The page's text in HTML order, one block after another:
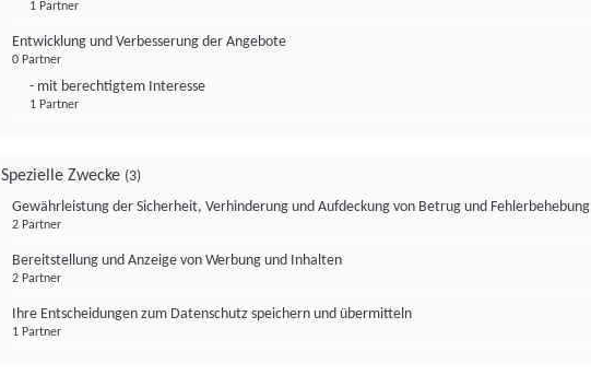
1 Partner
Entwicklung und Verbesserung der Angebote
0 Partner
- mit berechtigtem Interesse
1 Partner
Spezielle Zwecke (3)
Gewährleistung der Sicherheit, Verhinderung und Aufdeckung von Betrug und Fehlerbehebung
2 Partner
Bereitstellung und Anzeige von Werbung und Inhalten
2 Partner
Ihre Entscheidungen zum Datenschutz speichern und übermitteln
1 Partner